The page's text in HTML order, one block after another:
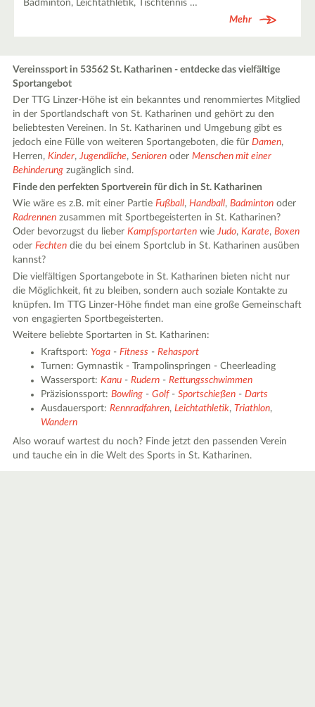
Badminton, Leichtathletik, Tischtennis …
Mehr
Vereinssport in 53562 St. Katharinen - entdecke das vielfältige
Sportangebot
Der TTG Linzer-Höhe ist ein bekanntes und renommiertes Mitglied
in der Sportlandschaft von St. Katharinen und gehört zu den
beliebtesten Vereinen. In St. Katharinen und Umgebung gibt es
jedoch eine Fülle von weiteren Sportangeboten, die fürDamen,
Herren,Kinder,Jugendliche,Senioren oderMenschen mit einer
Behinderung zugänglich sind.
Finde den perfekten Sportverein für dich in St. Katharinen
Wie wäre es z.B. mit einer PartieFußball,Handball,Badminton oder
Radrennen zusammen mit Sportbegeisterten in St. Katharinen?
Oder bevorzugst du lieberKampfsportarten wieJudo,Karate,Boxen
oderFechten die du bei einem Sportclub in St. Katharinen ausüben
kannst?
Die vielfältigen Sportangebote in St. Katharinen bieten nicht nur
die Möglichkeit, fit zu bleiben, sondern auch soziale Kontakte zu
knüpfen. Im TTG Linzer-Höhe findet man eine große Gemeinschaft
von engagierten Sportbegeisterten.
Weitere beliebte Sportarten in St. Katharinen:
Kraftsport: Yoga -Fitness -Rehasport
Turnen: Gymnastik - Trampolinspringen - Cheerleading
Wassersport:Kanu -Rudern -Rettungsschwimmen
Präzisionssport:Bowling -Golf-Sportschießen -Darts
Ausdauersport:Rennradfahren,Leichtathletik,Triathlon,
Wandern
Also worauf wartest du noch? Finde jetzt den passenden Verein
und tauche ein in die Welt des Sports in St. Katharinen.